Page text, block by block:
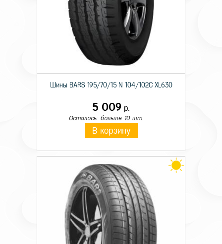
Шины BARS 195/70/15 N 104/102C XL630
5 009 р.
Осталось: больше 10 шт.
В корзину